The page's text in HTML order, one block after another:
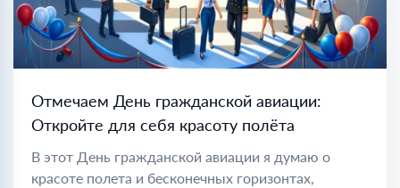
Отмечаем День гражданской авиации:
Откройте для себя красоту полёта
В этот День гражданской авиации я думаю о
красоте полета и бесконечных горизонтах,